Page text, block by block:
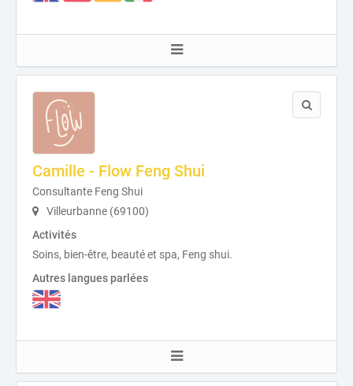
Camille - Flow Feng Shui
Consultante Feng Shui
Villeurbanne (69100)
Activités
Soins, bien-être, beauté et spa, Feng shui.
Autres langues parlées